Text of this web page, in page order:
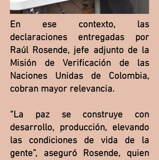
En ese contexto, las
declaraciones entregadas por
Raúl Rosende, jefe adjunto de la
Misión de Verificación de las
Naciones Unidas de Colombia,
cobran mayor relevancia.
“La paz se construye con
desarrollo, producción, elevando
las condiciones de vida de la
gente”, aseguró Rosende, quien